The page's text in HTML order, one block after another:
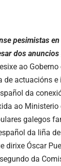
pesimistas
dos
ao
actuacións
da
ao
galegos
da liña
dirixe Óscar
da